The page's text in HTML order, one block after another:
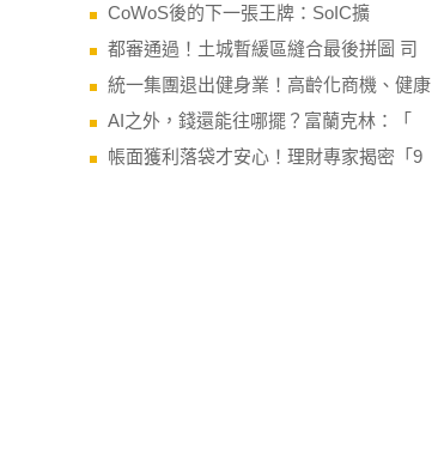
CoWoS後的下一張王牌：SoIC擴
都審通過！土城暫緩區縫合最後拼圖 司
統一集團退出健身業！高齡化商機、健康
AI之外，錢還能往哪擺？富蘭克林：「
帳面獲利落袋才安心！理財專家揭密「9